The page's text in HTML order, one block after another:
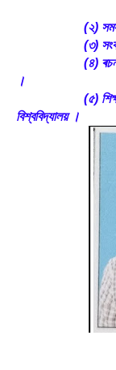
বৰুৱা,
(২) সমসাময়িক
(৩) সংবাদপত্ৰ
(৪) ৰচনা সঞ্চয়ন :
।
(৫) শিক্ষা (তৃতীয়
বিশ্ববিদ্যালয় ।